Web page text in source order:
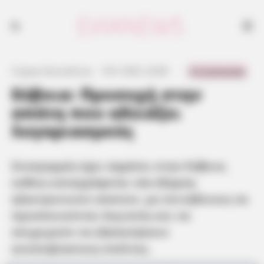
Εύβοια: Προσοχή στην
απάτη που αδειάζει
λογαριασμούς
Συναγερμός έχει σημάνει στην Εύβοια,
καθώς καταγράφεται νέα έξαρση